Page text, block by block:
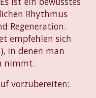
Rhythmus
Regeneration.
empfehlen sich
in denen man
nimmt.
vorzubereiten: